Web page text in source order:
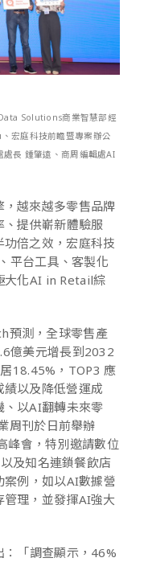
Solutions商業智慧部經
宏庭科技前瞻暨專案辦公
長 鍾肇遠、商周編輯處AI
越來越多零售品牌
提供嶄新體驗服
倍之效，宏庭科技
平台工具、客製化
大化AI in Retail綜
預測，全球零售產
億美元增長到2032
18.45%，TOP3 應
以及降低營運成
、以AI翻轉未來零
周刊於日前舉辦
峰會，特別邀請數位
及知名連鎖餐飲店
例，如以AI數據營
理，並發揮AI強大
「調查顯示，46%